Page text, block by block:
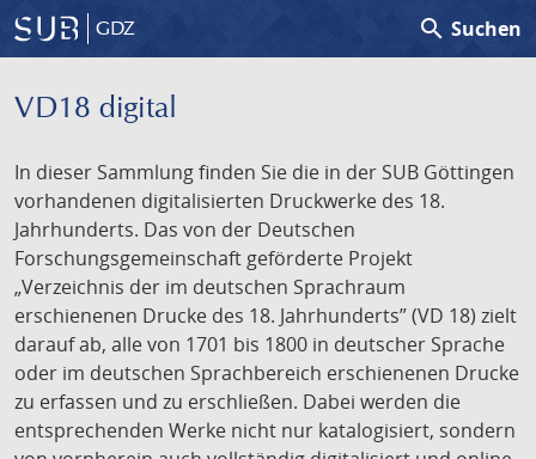
GDZ search Suchen
VD18 digital
In dieser Sammlung finden Sie die in der SUB Göttingen
vorhandenen digitalisierten Druckwerke des 18.
Jahrhunderts. Das von der Deutschen
Forschungsgemeinschaft geförderte Projekt
„Verzeichnis der im deutschen Sprachraum
erschienenen Drucke des 18. Jahrhunderts” (VD 18) zielt
darauf ab, alle von 1701 bis 1800 in deutscher Sprache
oder im deutschen Sprachbereich erschienenen Drucke
zu erfassen und zu erschließen. Dabei werden die
entsprechenden Werke nicht nur katalogisiert, sondern